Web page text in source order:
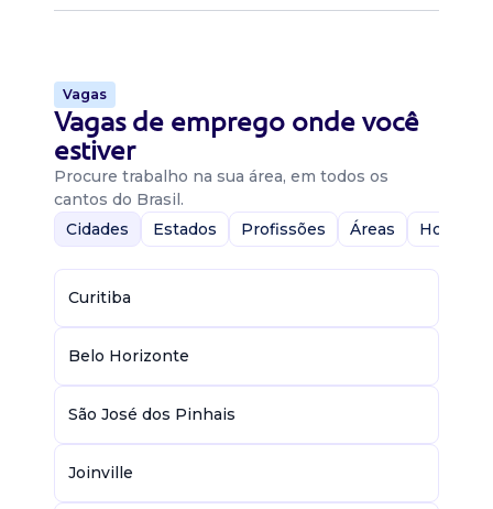
Vagas
Vagas de emprego onde você
estiver
Procure trabalho na sua área, em todos os
cantos do Brasil.
Cidades
Estados Profissões Áreas Home-
Curitiba
Belo Horizonte
São José dos Pinhais
Joinville